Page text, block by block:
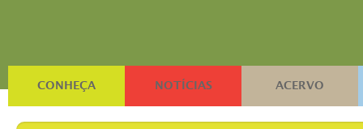
CONHEÇA NOTÍCIAS ACERVO